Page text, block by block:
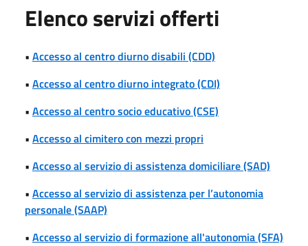
Elenco servizi offerti
• Accesso al centro diurno disabili (CDD)
• Accesso al centro diurno integrato (CDI)
• Accesso al centro socio educativo (CSE)
• Accesso al cimitero con mezzi propri
• Accesso al servizio di assistenza domiciliare (SAD)
• Accesso al servizio di assistenza per l’autonomia
personale (SAAP)
• Accesso al servizio di formazione all'autonomia (SFA)